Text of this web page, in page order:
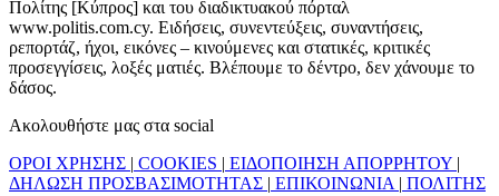
Πολίτης [Κύπρος] και του διαδικτυακού πόρταλ
www.politis.com.cy. Ειδήσεις, συνεντεύξεις, συναντήσεις,
ρεπορτάζ, ήχοι, εικόνες – κινούμενες και στατικές, κριτικές
προσεγγίσεις, λοξές ματιές. Βλέπουμε το δέντρο, δεν χάνουμε το
δάσος.
Ακολουθήστε μας στα social
ΟΡΟΙ ΧΡΗΣΗΣ | COOKIES | ΕΙΔΟΠΟΙΗΣΗ ΑΠΟΡΡΗΤΟΥ |
ΔΗΛΩΣΗ ΠΡΟΣΒΑΣΙΜΟΤΗΤΑΣ | ΕΠΙΚΟΙΝΩΝΙΑ | ΠΟΛΙΤΗΣ